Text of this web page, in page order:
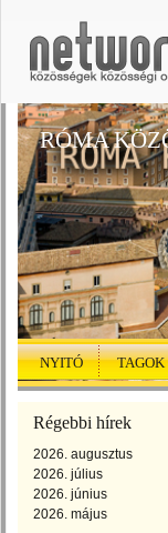
RÓMA
NYITÓ TAGOK
Régebbi hírek
2026. augusztus
2026. július
2026. június
2026. május